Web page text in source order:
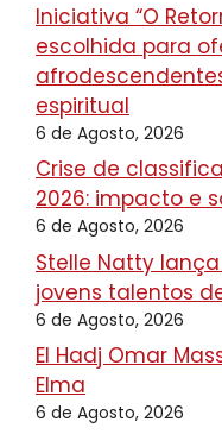
Iniciativa “O
escolhida para
espiritual
6 de Agosto, 2026
Crise de
2026: impacto e
6 de Agosto, 2026
Stelle Natty
jovens talentos
6 de Agosto, 2026
El Hadj Omar
Elma
6 de Agosto, 2026